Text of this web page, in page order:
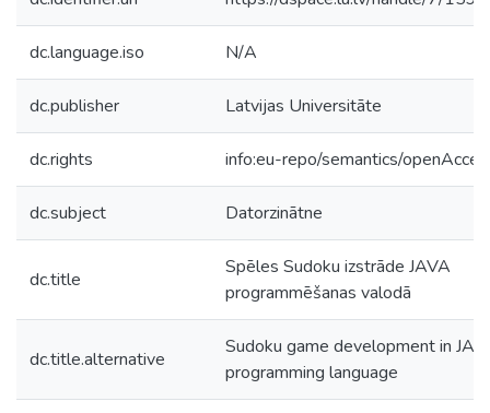
dc.language.iso N/A
dc.publisher Latvijas Universitāte
dc.rights info:eu-repo/semantics/
dc.subject Datorzinātne
dc.title
Spēles Sudoku izstrāde JAVA
programmēšanas valodā
dc.title.alternative
Sudoku game development in
programming language